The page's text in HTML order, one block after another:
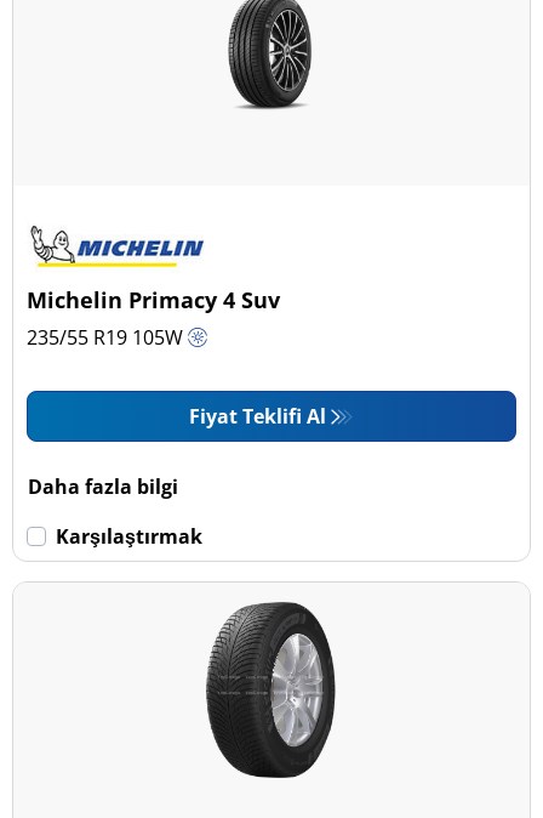
Michelin Primacy 4 Suv
235/55 R19 105W
Fiyat Teklifi Al
Daha fazla bilgi
Karşılaştırmak